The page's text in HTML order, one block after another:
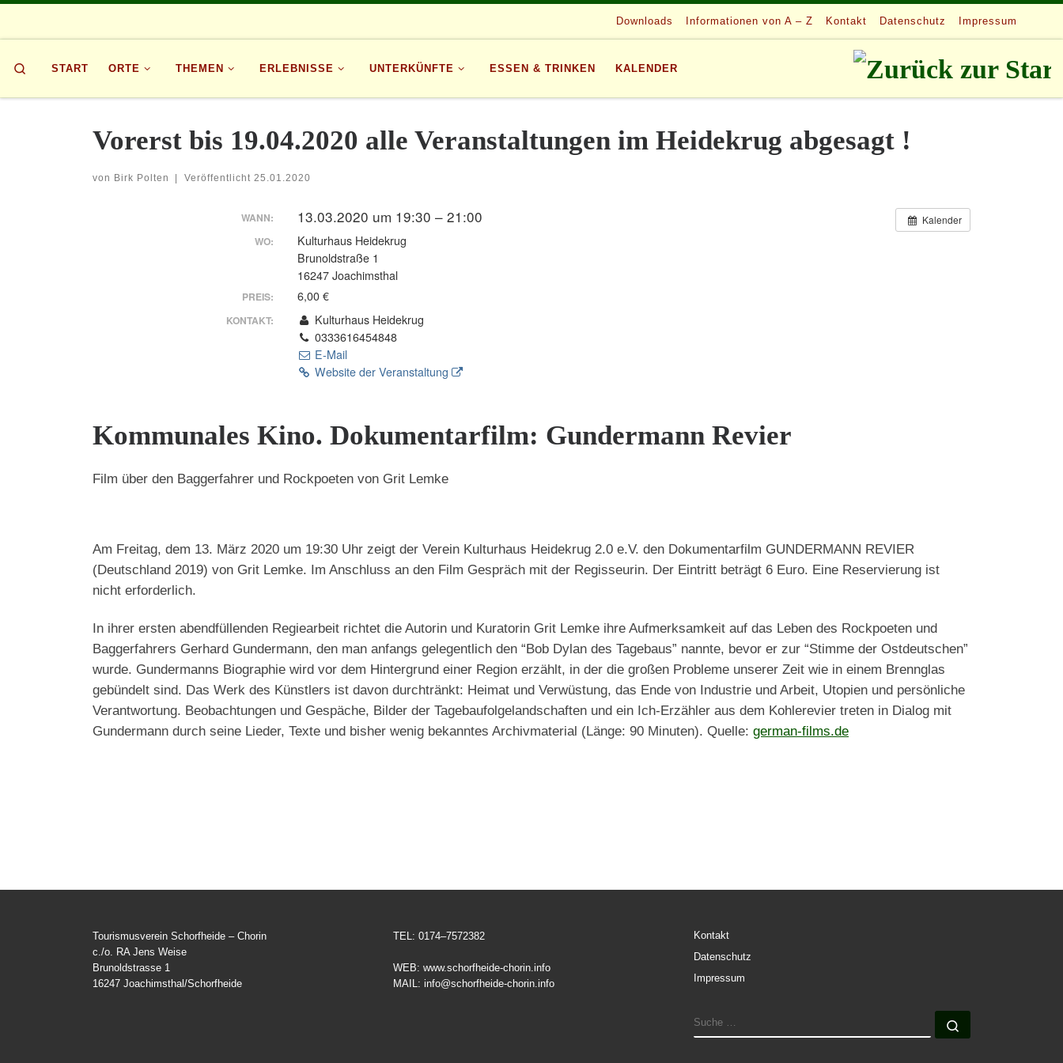
Downloads Informationen von A – Z Kontakt Datenschutz Impressum
START ORTE THEMEN ERLEBNISSE UNTERKÜNFTE ESSEN & TRINKEN KALENDER
Search
Vorerst bis 19.04.2020 alle Veranstaltungen im Heidekrug abgesagt !
von Birk Polten Veröffentlicht 25.01.2020
Kalender
WANN: 13.03.2020 um 19:30 – 21:00
WO:
Kulturhaus Heidekrug
Brunoldstraße 1
16247 Joachimsthal
PREIS: 6,00 €
KONTAKT:
Kulturhaus Heidekrug
0333616454848
E-Mail
Website der Veranstaltung
Kommunales Kino. Dokumentarfilm: Gundermann Revier
Film über den Baggerfahrer und Rockpoeten von Grit Lemke
Am Freitag, dem 13. März 2020 um 19:30 Uhr zeigt der Verein Kulturhaus Heidekrug 2.0 e.V. den Dokumentarfilm GUNDERMANN REVIER
(Deutschland 2019) von Grit Lemke. Im Anschluss an den Film Gespräch mit der Regisseurin. Der Eintritt beträgt 6 Euro. Eine Reservierung ist
nicht erforderlich.
In ihrer ersten abendfüllenden Regiearbeit richtet die Autorin und Kuratorin Grit Lemke ihre Aufmerksamkeit auf das Leben des Rockpoeten und
Baggerfahrers Gerhard Gundermann, den man anfangs gelegentlich den “Bob Dylan des Tagebaus” nannte, bevor er zur “Stimme der Ostdeutschen”
wurde. Gundermanns Biographie wird vor dem Hintergrund einer Region erzählt, in der die großen Probleme unserer Zeit wie in einem Brennglas
gebündelt sind. Das Werk des Künstlers ist davon durchtränkt: Heimat und Verwüstung, das Ende von Industrie und Arbeit, Utopien und persönliche
Verantwortung. Beobachtungen und Gespäche, Bilder der Tagebaufolgelandschaften und ein Ich-Erzähler aus dem Kohlerevier treten in Dialog mit
Gundermann durch seine Lieder, Texte und bisher wenig bekanntes Archivmaterial (Länge: 90 Minuten). Quelle: german-films.de
Tourismusverein Schorfheide – Chorin
c./o. RA Jens Weise
Brunoldstrasse 1
16247 Joachimsthal/Schorfheide
TEL: 0174–7572382
WEB: www.schorfheide-chorin.info
MAIL: info@schorfheide-chorin.info
Kontakt
Datenschutz
Impressum
SUCHE